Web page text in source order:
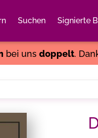
Suchen Signierte
bei uns doppelt.